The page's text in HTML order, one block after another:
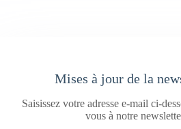
Mises à jour de la
Saisissez votre adresse e-mail ci-
vous à notre